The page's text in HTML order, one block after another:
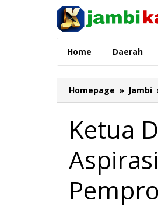
Home Daerah
Homepage » Jambi
Ketua